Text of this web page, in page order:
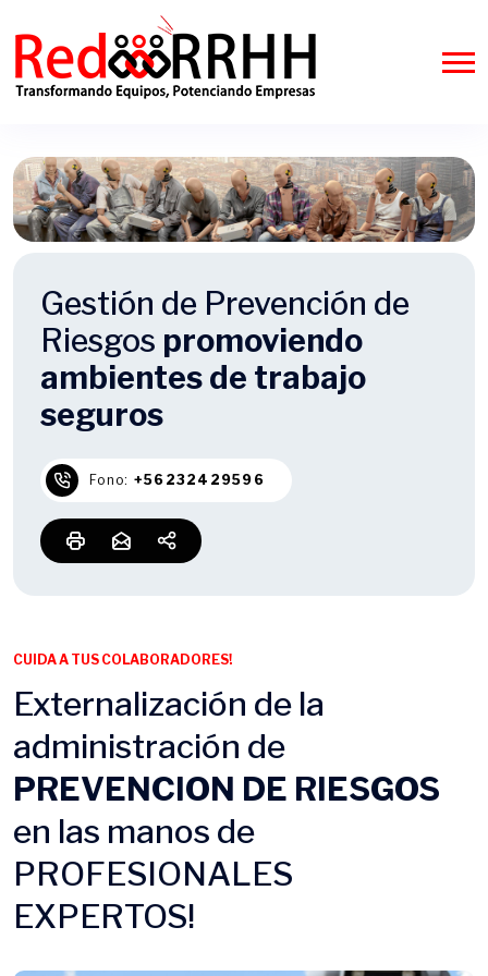
Gestión de Prevención de
Riesgos promoviendo
ambientes de trabajo
seguros
Fono: +56232429596
CUIDA A TUS COLABORADORES!
Externalización de la
administración de
PREVENCION DE RIESGOS
en las manos de
PROFESIONALES
EXPERTOS!